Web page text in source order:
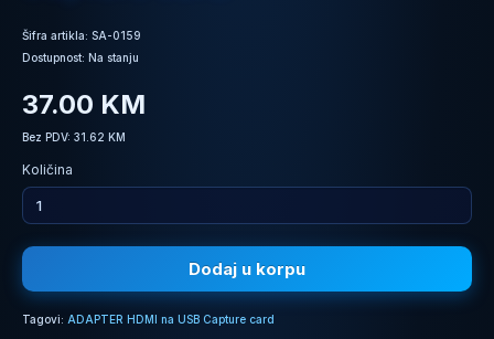
Šifra artikla: SA-0159
Dostupnost: Na stanju
37.00 KM
Bez PDV: 31.62 KM
Količina
Dodaj u korpu
Tagovi: ADAPTER HDMI na USB Capture card